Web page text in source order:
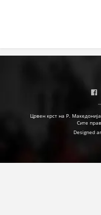
Црвен крст на Р.
Сите
Designed